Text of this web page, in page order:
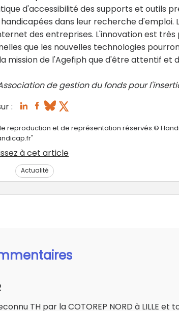
d'accessibilité des supports et outils
dans leur recherche d'emploi.
des entreprises. L'innovation est
que les nouvelles technologies
mission de l'Agefiph que d'être attentif
de gestion du fonds pour
:
reproduction et de représentation réservés.©
à cet article
Actualité
TH par la COTOREP NORD à LILLE